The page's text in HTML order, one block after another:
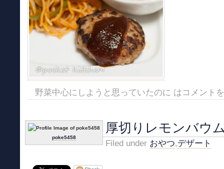
野菜中心にしようと思っていたのに は コメント
poke5458
厚切りレモンバウ
Filed under おやつ,デザート